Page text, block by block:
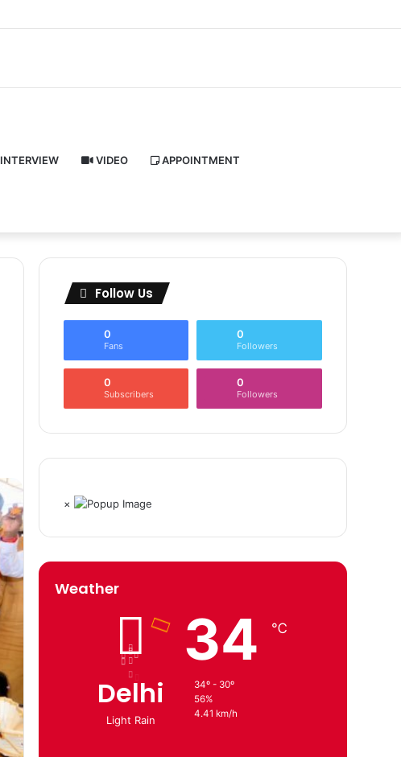
INTERVIEW VIDEO APPOINTMENT
Follow Us
0
Fans
0
Followers
0
Subscribers
0
Followers
×
Weather
Delhi
Light Rain
34 ℃
34º - 30º
56%
4.41 km/h